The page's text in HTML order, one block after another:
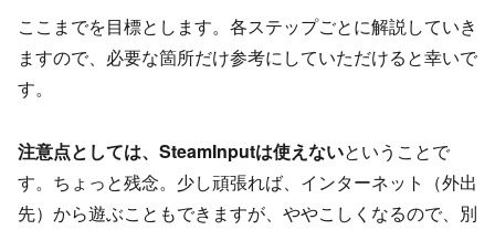
ここまでを目標とします。各ステップごとに解説していき
ますので、必要な箇所だけ参考にしていただけると幸いで
す。
注意点としては、SteamInputは使えないということで
す。ちょっと残念。少し頑張れば、インターネット（外出
先）から遊ぶこともできますが、ややこしくなるので、別